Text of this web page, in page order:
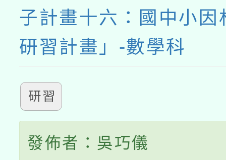
子計畫十六：國中小因
研習計畫」-數學科
研習
發佈者：吳巧儀